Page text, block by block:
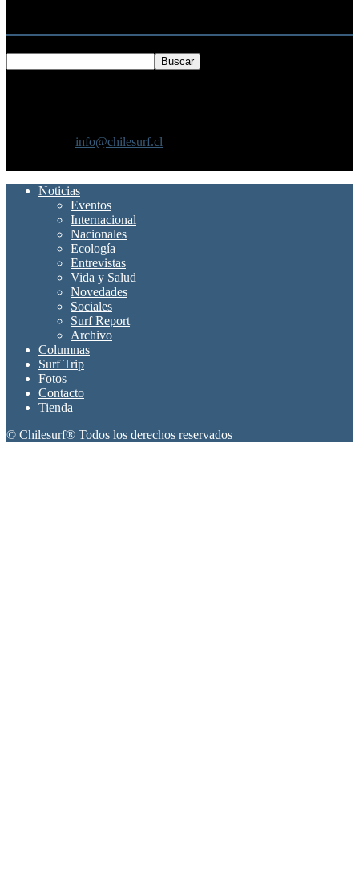
info@chilesurf.cl
Noticias
Eventos
Internacional
Nacionales
Ecología
Entrevistas
Vida y Salud
Novedades
Sociales
Surf Report
Archivo
Columnas
Surf Trip
Fotos
Contacto
Tienda
© Chilesurf® Todos los derechos reservados